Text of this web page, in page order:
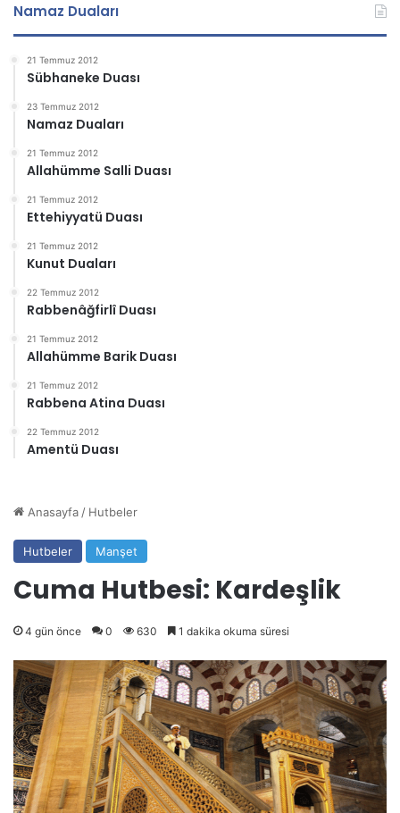
Namaz Duaları
21 Temmuz 2012
Sübhaneke Duası
23 Temmuz 2012
Namaz Duaları
21 Temmuz 2012
Allahümme Salli Duası
21 Temmuz 2012
Ettehiyyatü Duası
21 Temmuz 2012
Kunut Duaları
22 Temmuz 2012
Rabbenâğfirlî Duası
21 Temmuz 2012
Allahümme Barik Duası
21 Temmuz 2012
Rabbena Atina Duası
22 Temmuz 2012
Amentü Duası